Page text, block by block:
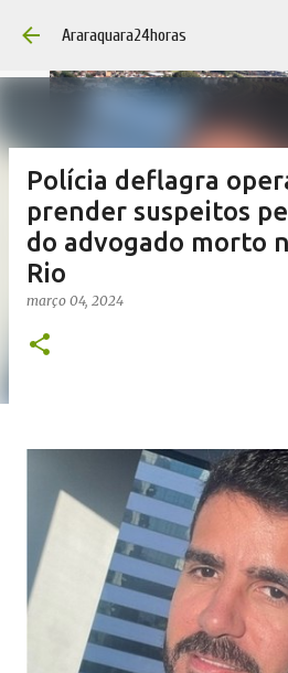
Pular para o
Araraquara24horas
Polícia deflagra
prender suspeitos
do advogado morto
Rio
março 04, 2024